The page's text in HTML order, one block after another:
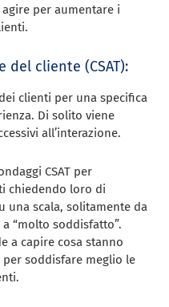
per aumentare i
del cliente (CSAT):
clienti per una specifica
Di solito viene
all’interazione.
CSAT per
chiedendo loro di
una scala, solitamente da
“molto soddisfatto”.
a capire cosa stanno
soddisfare meglio le